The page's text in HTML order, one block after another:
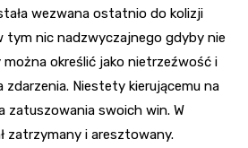
wezwana ostatnio do kolizji
tym nic nadzwyczajnego gdyby nie
określić jako nietrzeźwość i
zdarzenia. Niestety kierującemu na
zatuszowania swoich win. W
zatrzymany i aresztowany.